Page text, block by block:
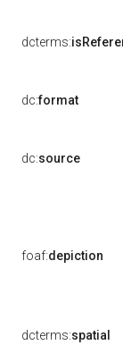
dcterms:
dc:format
dc:source
foaf:depiction
dcterms:spatial